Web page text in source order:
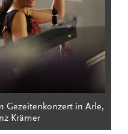
Gezeitenkonzert in Arle,
Krämer